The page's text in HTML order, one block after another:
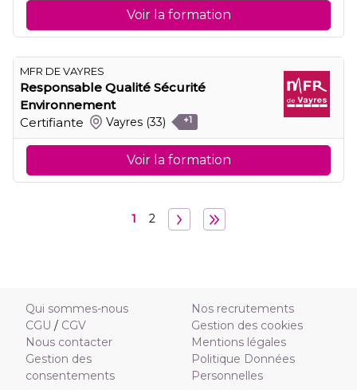
Voir la formation
MFR DE VAYRES
Responsable Qualité Sécurité
Environnement
Certifiante
Vayres (33) +1
Voir la formation
1 2
Qui sommes-nous
CGU / CGV
Nous contacter
Gestion des
consentements
Nos recrutements
Gestion des cookies
Mentions légales
Politique Données
Personnelles